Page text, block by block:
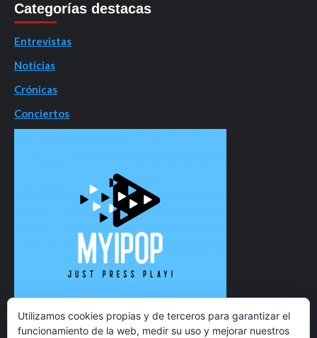
Categorías destacas
Entrevistas
Noticias
Crónicas
Conciertos
Utilizamos cookies propias y de terceros para garantizar el
funcionamiento de la web, medir su uso y mejorar nuestros